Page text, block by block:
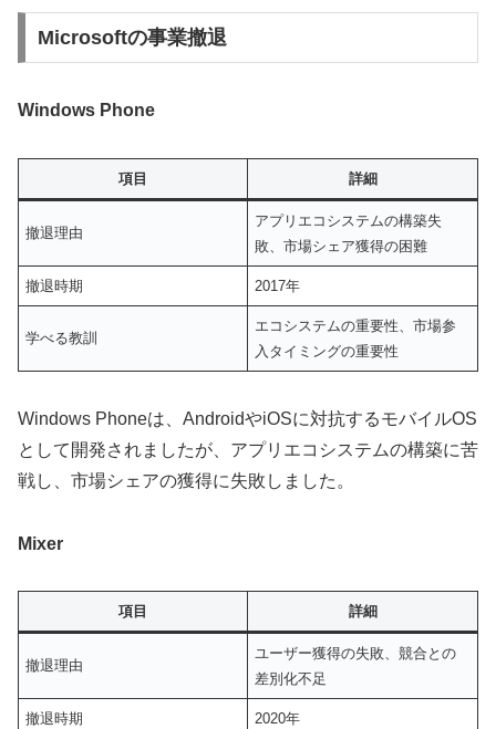
Microsoftの事業撤退
Windows Phone
項目 詳細
撤退理由
アプリエコシステムの構築失
敗、市場シェア獲得の困難
撤退時期 2017年
学べる教訓
エコシステムの重要性、市場参
入タイミングの重要性
Windows Phoneは、AndroidやiOSに対抗するモバイルOS
として開発されましたが、アプリエコシステムの構築に苦
戦し、市場シェアの獲得に失敗しました。
Mixer
項目 詳細
撤退理由
ユーザー獲得の失敗、競合との
差別化不足
撤退時期 2020年